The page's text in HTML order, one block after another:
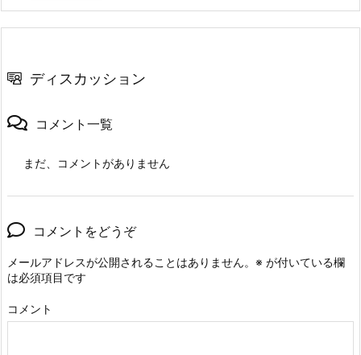
ディスカッション
コメント一覧
まだ、コメントがありません
コメントをどうぞ
メールアドレスが公開されることはありません。 ※ が付いている欄
は必須項目です
コメント